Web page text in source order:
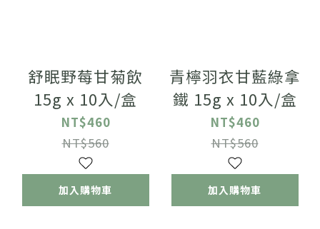
舒眠野莓甘菊飲
15g x 10入/盒
NT$460
NT$560
加入購物車
青檸羽衣甘藍綠拿
鐵 15g x 10入/盒
NT$460
NT$560
加入購物車